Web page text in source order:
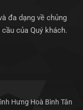
đa dạng về chủng
của Quý khách.
Hưng Hoà Bình Tân